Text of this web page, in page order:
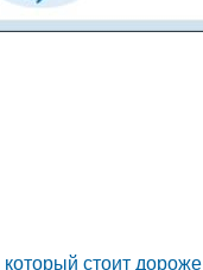
стоит дороже